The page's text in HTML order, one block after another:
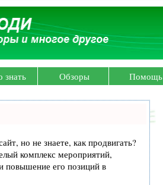
знать Обзоры Помощь
но не знаете, как продвигать?
комплекс мероприятий,
повышение его позиций в